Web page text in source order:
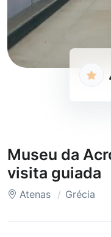
Museu da
visita guiada
Atenas Grécia